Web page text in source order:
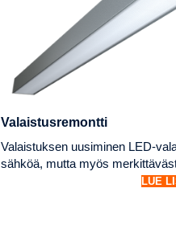
Valaistusremontti
Valaistuksen uusiminen LED-
sähköä, mutta myös
LUE